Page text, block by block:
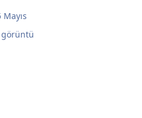
Mayıs
görüntü